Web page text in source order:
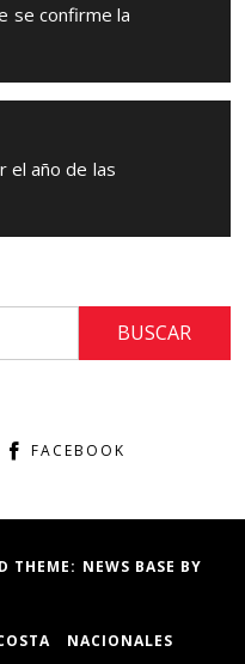
se confirme la
el año de las
FACEBOOK
THEME: NEWS BASE BY
NACIONALES